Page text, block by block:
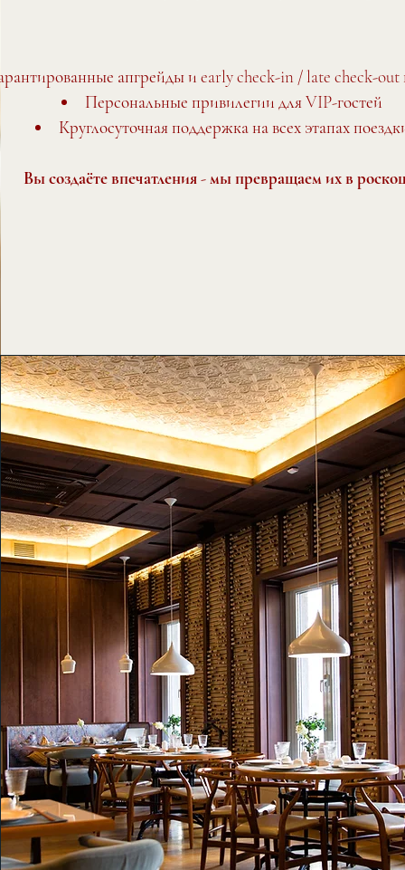
апгрейды и early check-in / late check-out
Персональные привилегии для VIP-гостей
Круглосуточная поддержка на всех этапах
Вы создаёте впечатления - мы превращаем их в